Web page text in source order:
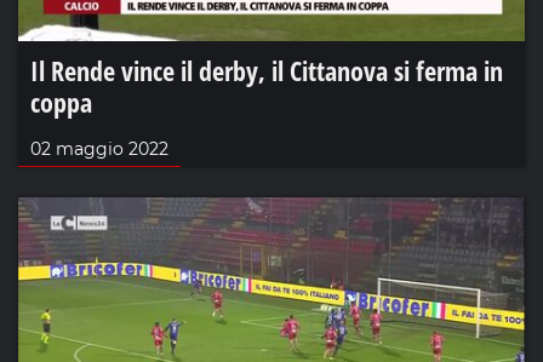
Il Rende vince il derby, il Cittanova si ferma in
coppa
02 maggio 2022